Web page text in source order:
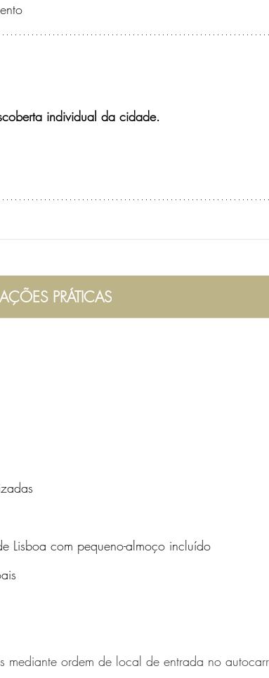
individual da cidade.
PRÁTICAS
com pequeno-almoço incluído
mediante ordem de local de entrada no